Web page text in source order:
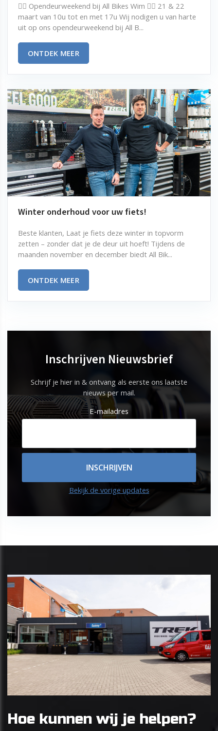
🚴‍♂️ Opendeurweekend bij All Bikes Wim 🚴‍♀️ 21 & 22
maart van 10u tot en met 17u Wij nodigen u van harte
uit op ons opendeurweekend bij All B...
ONTDEK MEER
Winter onderhoud voor uw fiets!
Beste klanten, Laat je fiets deze winter in topvorm
zetten – zonder dat je de deur uit hoeft! Tijdens de
maanden november en december biedt All Bik...
ONTDEK MEER
Inschrijven Nieuwsbrief
Schrijf je hier in & ontvang als eerste ons laatste
nieuws per mail.
E-mailadres
Bekijk de vorige updates
Hoe kunnen wij je helpen?